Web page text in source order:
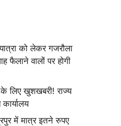
को लेकर गजरौला
फैलाने वालों पर होगी
के लिए खुशखबरी! राज्य
में मात्र इतने रुपए